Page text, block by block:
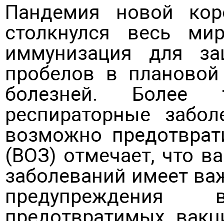
Пандемия новой
столкнулся весь
иммунизация для
пробелов в
болезней. Более
респираторные
возможно
(ВОЗ) отмечает, что
заболеваний имеет
предупреждения